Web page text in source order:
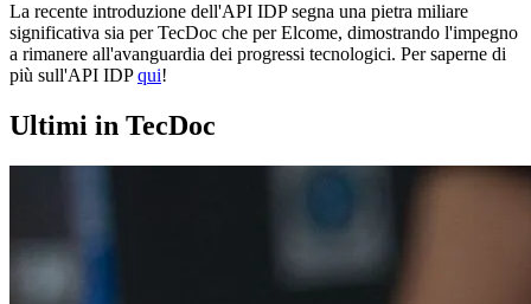
La recente introduzione dell'API IDP segna una pietra miliare
significativa sia per TecDoc che per Elcome, dimostrando l'impegno
a rimanere all'avanguardia dei progressi tecnologici. Per saperne di
più sull'API IDPqui!
Ultimi in TecDoc